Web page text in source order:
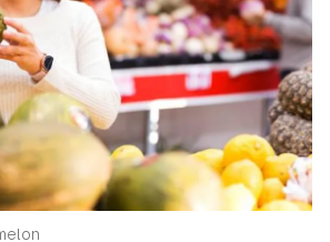
favorito
como favorito, primero has de
tu cuenta de Hogarmanía.
enviado
suscribirte a nuestro boletín.